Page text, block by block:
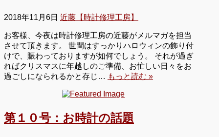
2018年11月6日 近藤【時計修理工房】
お客様、今夜は時計修理工房の近藤がメルマガを担当
させて頂きます。 世間はすっかりハロウィンの飾り付
けで、賑わっておりますが如何でしょう。 それが過ぎ
ればクリスマスに年越しのご準備、お忙しい日々をお
過ごしになられるかと存じ… もっと読む »
第１０号：お時計の話題